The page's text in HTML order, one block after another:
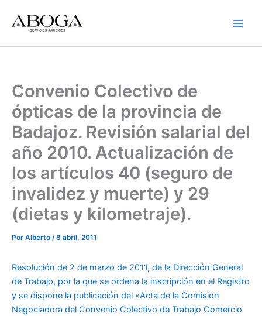
contenido
Convenio Colectivo de
ópticas de la provincia de
Badajoz. Revisión salarial del
año 2010. Actualización de
los artículos 40 (seguro de
invalidez y muerte) y 29
(dietas y kilometraje).
Por Alberto /8 abril, 2011
Resolución de 2 de marzo de 2011, de la Dirección General
de Trabajo, por la que se ordena la inscripción en el Registro
y se dispone la publicación del «Acta de la Comisión
Negociadora del Convenio Colectivo de Trabajo Comercio